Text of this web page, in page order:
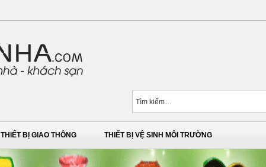
THIẾT BỊ GIAO THÔNG THIẾT BỊ VỆ SINH MÔI TRƯỜNG